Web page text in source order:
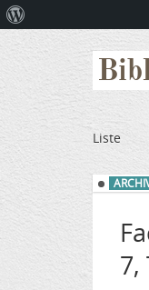
Liste
7,
WordPress